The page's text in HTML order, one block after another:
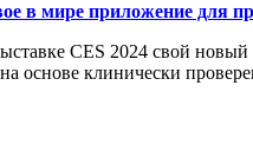
в мире приложение для
CES 2024 свой
основе клинически